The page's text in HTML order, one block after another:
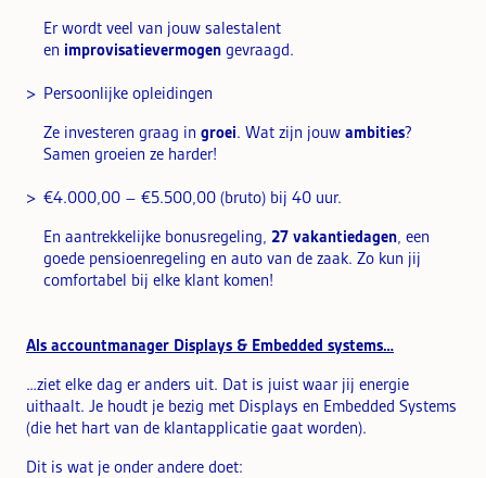
Er wordt veel van jouw salestalent
en improvisatievermogen gevraagd.
Persoonlijke opleidingen
Ze investeren graag in groei. Wat zijn jouw ambities?
Samen groeien ze harder!
€4.000,00 – €5.500,00 (bruto) bij 40 uur.
En aantrekkelijke bonusregeling, 27 vakantiedagen, een
goede pensioenregeling en auto van de zaak. Zo kun jij
comfortabel bij elke klant komen!
Als accountmanager Displays & Embedded systems…
…ziet elke dag er anders uit. Dat is juist waar jij energie
uithaalt. Je houdt je bezig met Displays en Embedded Systems
(die het hart van de klantapplicatie gaat worden).
Dit is wat je onder andere doet: